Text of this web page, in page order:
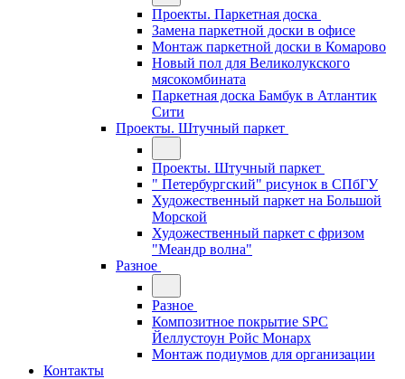
Проекты. Паркетная доска
Замена паркетной доски в офисе
Монтаж паркетной доски в Комарово
Новый пол для Великолукского
мясокомбината
Паркетная доска Бамбук в Атлантик
Сити
Проекты. Штучный паркет
Проекты. Штучный паркет
" Петербургский" рисунок в СПбГУ
Художественный паркет на Большой
Морской
Художественный паркет с фризом
"Меандр волна"
Разное
Разное
Композитное покрытие SPC
Йеллустоун Ройс Монарх
Монтаж подиумов для организации
Контакты